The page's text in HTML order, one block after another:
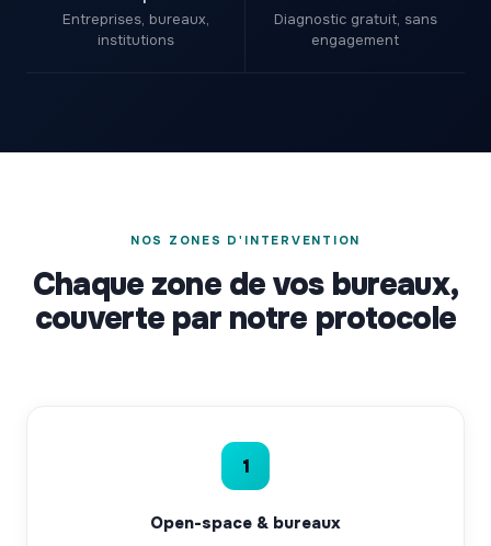
Entreprises, bureaux,
institutions
Diagnostic gratuit, sans
engagement
NOS ZONES D'INTERVENTION
Chaque zone de vos bureaux,
couverte par notre protocole
1
Open-space & bureaux